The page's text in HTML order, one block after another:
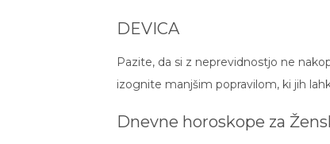
DEVICA
Pazite, da si z neprevidnostjo ne
izognite manjšim popravilom, ki jih
Dnevne horoskope za